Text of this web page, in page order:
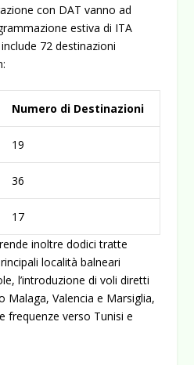
con DAT vanno ad
estiva di ITA
72 destinazioni
Numero di Destinazioni
19
36
17
inoltre dodici tratte
località balneari
l’introduzione di voli diretti
Malaga, Valencia e Marsiglia,
frequenze verso Tunisi e